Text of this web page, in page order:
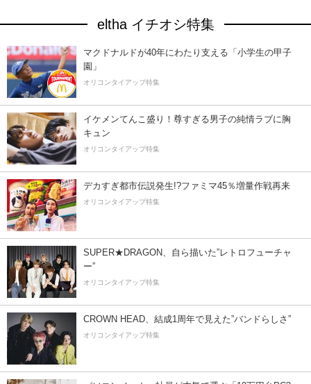
eltha イチオシ特集
マクドナルドが40年にわたり支える「小学生の甲子
園」
オリコンタイアップ特集
イケメンてんこ盛り！尊すぎる男子の純情ラブに胸
キュン
オリコンタイアップ特集
デカすぎ都市伝説発生!?ファミマ45％増量作戦再来
オリコンタイアップ特集
SUPER★DRAGON、自ら描いた”レトロフューチャ
ー”
オリコンタイアップ特集
CROWN HEAD、結成1周年で見えた”バンドらしさ”
オリコンタイアップ特集